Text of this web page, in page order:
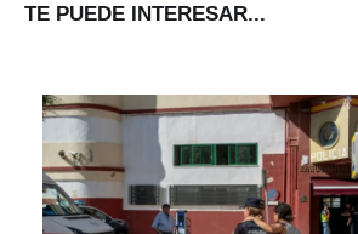
TE PUEDE INTERESAR...